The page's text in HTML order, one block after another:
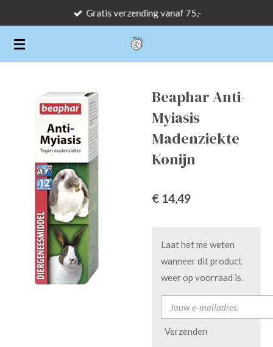
naar
de
Gratis verzending vanaf 75,-
Beaphar Anti-
Myiasis
Madenziekte
Konijn
€ 14,49
Laat het me weten
wanneer dit product
weer op voorraad is.
Verzenden